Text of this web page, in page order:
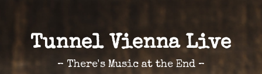
Tunnel Vienna Live
– There's Music at the End –